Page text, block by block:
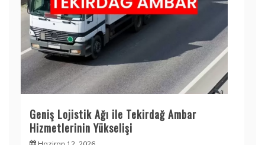
Geniş Lojistik Ağı ile Tekirdağ Ambar
Hizmetlerinin Yükselişi